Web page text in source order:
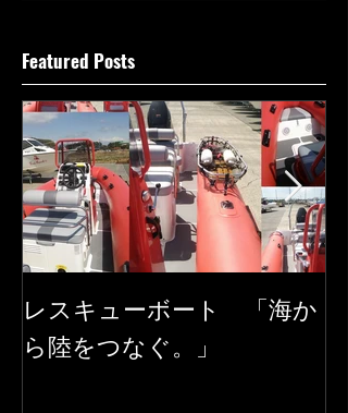
Featured Posts
レスキューボート 「海か
ら陸をつなぐ。」